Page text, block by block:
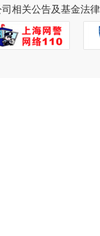
相关公告及基金法